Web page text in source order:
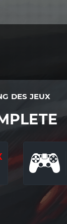
DES JEUX